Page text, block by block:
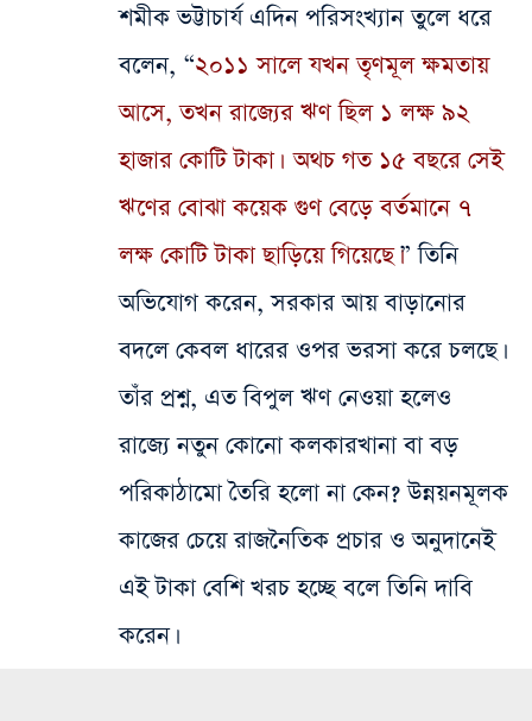
শমীক ভট্টাচার্য এদিন পরিসংখ্যান তুলে ধরে
বলেন, “২০১১ সালে যখন তৃণমূল ক্ষমতায়
আসে, তখন রাজ্যের ঋণ ছিল ১ লক্ষ ৯২
হাজার কোটি টাকা। অথচ গত ১৫ বছরে সেই
ঋণের বোঝা কয়েক গুণ বেড়ে বর্তমানে ৭
লক্ষ কোটি টাকা ছাড়িয়ে গিয়েছে।” তিনি
অভিযোগ করেন, সরকার আয় বাড়ানোর
বদলে কেবল ধারের ওপর ভরসা করে চলছে।
তাঁর প্রশ্ন, এত বিপুল ঋণ নেওয়া হলেও
রাজ্যে নতুন কোনো কলকারখানা বা বড়
পরিকাঠামো তৈরি হলো না কেন? উন্নয়নমূলক
কাজের চেয়ে রাজনৈতিক প্রচার ও অনুদানেই
এই টাকা বেশি খরচ হচ্ছে বলে তিনি দাবি
করেন।